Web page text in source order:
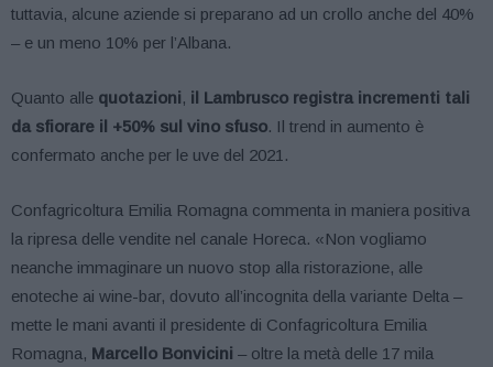
tuttavia, alcune aziende si preparano ad un crollo anche del 40%
– e un meno 10% per l’Albana.
Quanto alle quotazioni, il Lambrusco registra incrementi tali
da sfiorare il +50% sul vino sfuso. Il trend in aumento è
confermato anche per le uve del 2021.
Confagricoltura Emilia Romagna commenta in maniera positiva
la ripresa delle vendite nel canale Horeca. «Non vogliamo
neanche immaginare un nuovo stop alla ristorazione, alle
enoteche ai wine-bar, dovuto all’incognita della variante Delta –
mette le mani avanti il presidente di Confagricoltura Emilia
Romagna, Marcello Bonvicini – oltre la metà delle 17 mila